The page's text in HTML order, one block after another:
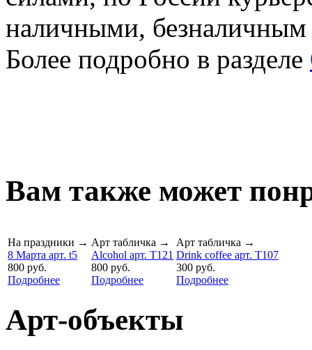
наличными,
Более подробно в разделе
Вам также может
На праздники →
8 Марта арт. t5
800 руб.
Подробнее
Арт табличка →
Alcohol арт. T121
800 руб.
Подробнее
Арт табличка →
Drink coffee арт. T107
300 руб.
Подробнее
Арт-объекты